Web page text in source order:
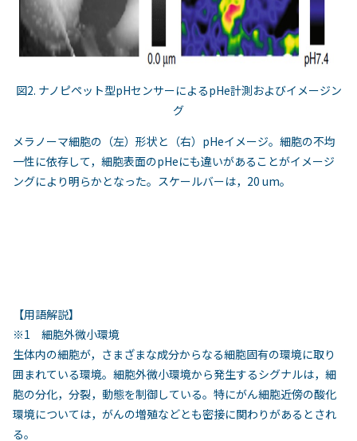
図2. ナノピペット型pHセンサーによるpHe計測およびイメージン
グ
メラノーマ細胞の（左）形状と（右）pHeイメージ。細胞の不均
一性に依存して，細胞表面のpHeにも違いがあることがイメージ
ングにより明らかとなった。スケールバーは，20 um。
【用語解説】
※1 細胞外微小環境
生体内の細胞が，さまざまな成分からなる細胞固有の環境に取り
囲まれている環境。細胞外微小環境から発生するシグナルは，細
胞の分化，分裂，動態を制御している。特にがん細胞近傍の酸化
環境については，がんの増殖などとも密接に関わりがあるとされ
る。